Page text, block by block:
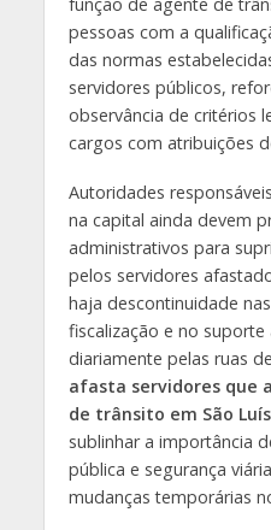
pessoas com a
das normas
servidores públicos,
observância de critérios
cargos com atribuições
Autoridades
na capital ainda devem
administrativos para
pelos servidores
haja descontinuidade
fiscalização e no
diariamente pelas ruas
afasta servidores que
de trânsito em São
sublinhar a importância
pública e segurança
mudanças temporárias